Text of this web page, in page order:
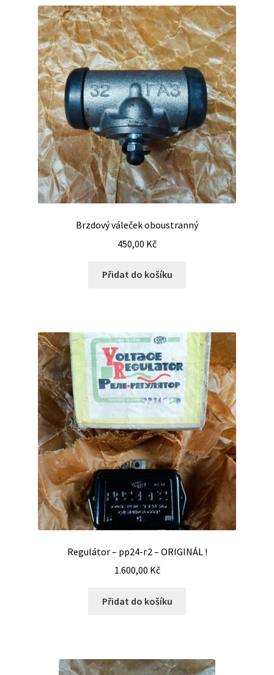
Brzdový váleček oboustranný
450,00 Kč
Přidat do košíku
Regulátor – рр24-г2 – ORIGINÁL !
1.600,00 Kč
Přidat do košíku